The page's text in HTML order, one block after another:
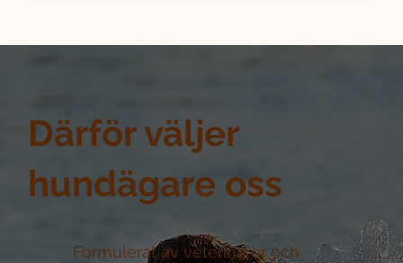
Därför väljer
hundägare oss
Formulerat av veterinärer och